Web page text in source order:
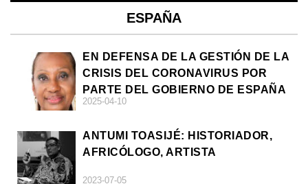
ESPAÑA
EN DEFENSA DE LA GESTIÓN DE LA
CRISIS DEL CORONAVIRUS POR
PARTE DEL GOBIERNO DE ESPAÑA
2025-04-10
ANTUMI TOASIJÉ: HISTORIADOR,
AFRICÓLOGO, ARTISTA
2023-07-05